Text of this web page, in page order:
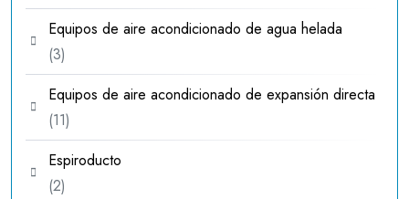
productos
Equipos de aire acondicionado de agua helada
33
productos
Equipos de aire acondicionado de expansión directa
1111
productos
Espiroducto
22